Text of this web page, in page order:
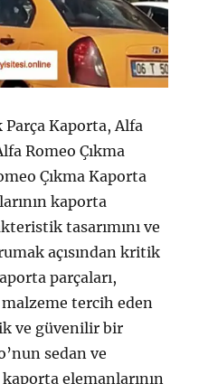
Parça Kaporta, Alfa
Romeo Çıkma
Çıkma Kaporta
kaporta
tasarımını ve
açısından kritik
parçaları,
tercih eden
ve güvenilir bir
sedan ve
elemanlarının